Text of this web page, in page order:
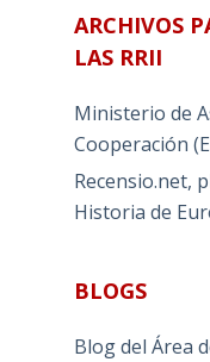
ARCHIVOS
LAS RRII
Ministerio de
Cooperación
Recensio.net,
Historia de
BLOGS
Blog del Área